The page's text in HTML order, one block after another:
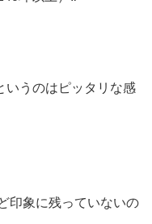
いうのはピッタリな感
印象に残っていないの